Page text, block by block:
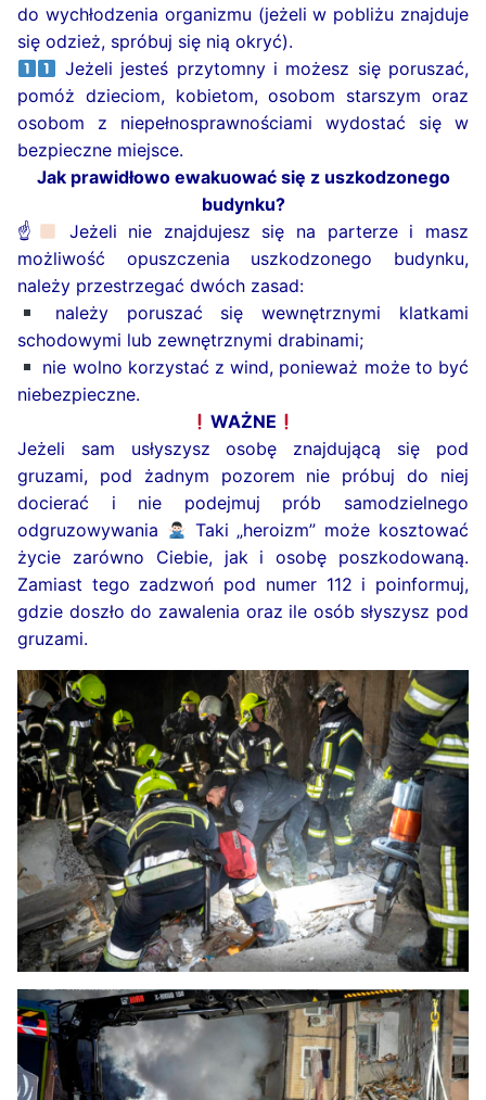
do wychłodzenia organizmu (jeżeli w pobliżu znajduje
się odzież, spróbuj się nią okryć).
Jeżeli jesteś przytomny i możesz się poruszać,
pomóż dzieciom, kobietom, osobom starszym oraz
osobom z niepełnosprawnościami wydostać się w
bezpieczne miejsce.
Jak prawidłowo ewakuować się z uszkodzonego
budynku?
☝
Jeżeli nie znajdujesz się na parterze i masz
możliwość opuszczenia uszkodzonego budynku,
należy przestrzegać dwóch zasad:
należy poruszać się wewnętrznymi klatkami
schodowymi lub zewnętrznymi drabinami;
nie wolno korzystać z wind, ponieważ może to być
niebezpieczne.
WAŻNE
Jeżeli sam usłyszysz osobę znajdującą się pod
gruzami, pod żadnym pozorem nie próbuj do niej
docierać i nie podejmuj prób samodzielnego
odgruzowywania
Taki „heroizm” może kosztować
życie zarówno Ciebie, jak i osobę poszkodowaną.
Zamiast tego zadzwoń pod numer 112 i poinformuj,
gdzie doszło do zawalenia oraz ile osób słyszysz pod
gruzami.